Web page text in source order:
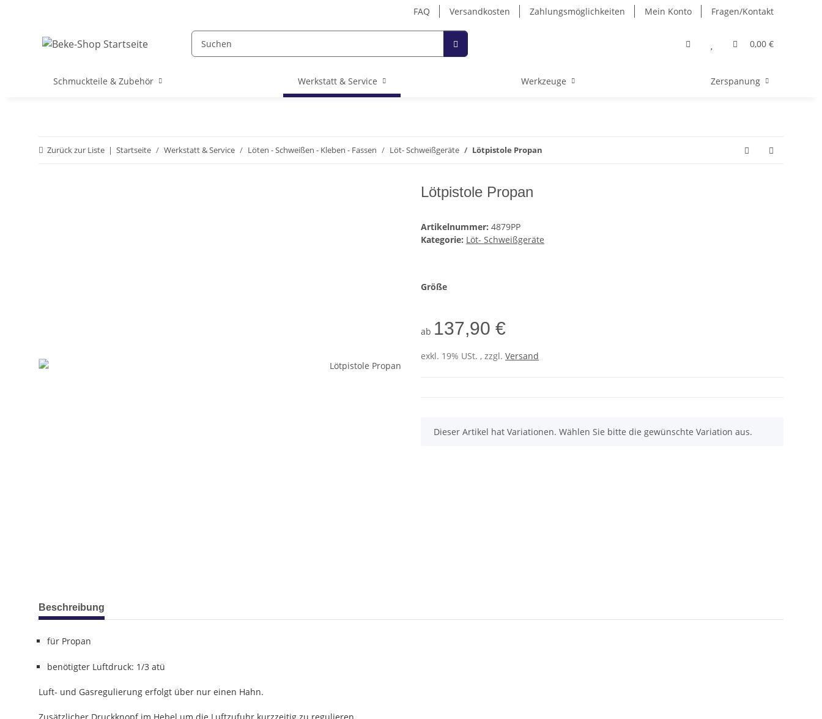
FAQ Versandkosten Zahlungsmöglichkeiten Mein Konto Fragen/Kontakt
0,00 €
Schmuckteile & Zubehör Werkstatt & Service Werkzeuge Zerspanung
Zurück zur Liste Startseite Werkstatt & Service Löten - Schweißen - Kleben - Fassen Löt- Schweißgeräte Lötpistole Propan
Lötpistole Propan
Artikelnummer: 4879PP
Kategorie: Löt- Schweißgeräte
Größe
ab 137,90 €
exkl. 19% USt. , zzgl. Versand
x
Dieser Artikel hat Variationen. Wählen Sie bitte die gewünschte Variation aus.
weitere Registerkarten anzeigen
Beschreibung
für Propan
benötigter Luftdruck: 1/3 atü
Luft- und Gasregulierung erfolgt über nur einen Hahn.